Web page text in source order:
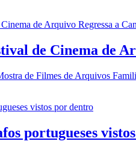
de Cinema de
de Filmes de Arquivos
portugueses